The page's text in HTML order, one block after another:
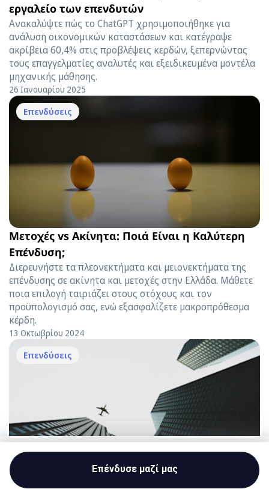
εργαλείο των επενδυτών
Ανακαλύψτε πώς το ChatGPT χρησιμοποιήθηκε για
ανάλυση οικονομικών καταστάσεων και κατέγραψε
ακρίβεια 60,4% στις προβλέψεις κερδών, ξεπερνώντας
τους επαγγελματίες αναλυτές και εξειδικευμένα μοντέλα
μηχανικής μάθησης.
26 Ιανουαρίου 2025
Επενδύσεις
Mετοχές vs Aκίνητα: Ποιά Είναι η Καλύτερη
Επένδυση;
Διερευνήστε τα πλεονεκτήματα και μειονεκτήματα της
επένδυσης σε ακίνητα και μετοχές στην Ελλάδα. Μάθετε
ποια επιλογή ταιριάζει στους στόχους και τον
προϋπολογισμό σας, ενώ εξασφαλίζετε μακροπρόθεσμα
κέρδη.
13 Οκτωβρίου 2024
Επενδύσεις
Value Investing: Τι Είναι και Πώς Δουλεύει
Επένδυσε μαζί μας
Start investing
Capital at risk.